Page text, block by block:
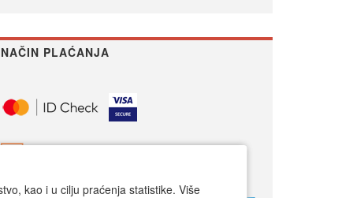
NAČIN PLAĆANJA
kao i u cilju praćenja statistike. Više